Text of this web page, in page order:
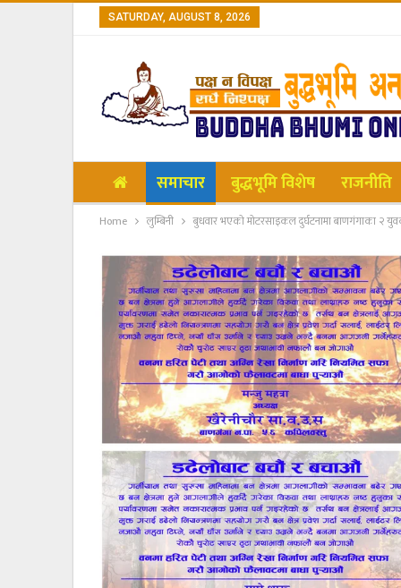
SATURDAY, AUGUST 8, 2026
समाचार बुद्धभूमि विशेष राजनीति
Home लुम्बिनी बुधवार भएको मोटरसाइकल दुर्घटनामा बाणगंगाका २